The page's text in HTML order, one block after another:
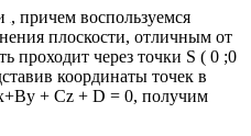
, причем воспользуемся
плоскости, отличным от
проходит через точки S ( 0 ;0
координаты точек в
+ Cz + D = 0, получим